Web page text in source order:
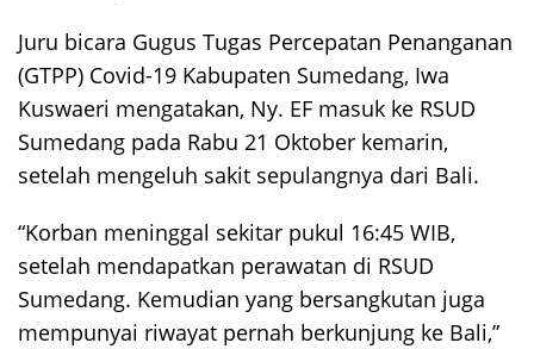
Juru bicara Gugus Tugas Percepatan Penanganan
(GTPP) Covid-19 Kabupaten Sumedang, Iwa
Kuswaeri mengatakan, Ny. EF masuk ke RSUD
Sumedang pada Rabu 21 Oktober kemarin,
setelah mengeluh sakit sepulangnya dari Bali.
“Korban meninggal sekitar pukul 16:45 WIB,
setelah mendapatkan perawatan di RSUD
Sumedang. Kemudian yang bersangkutan juga
mempunyai riwayat pernah berkunjung ke Bali,”